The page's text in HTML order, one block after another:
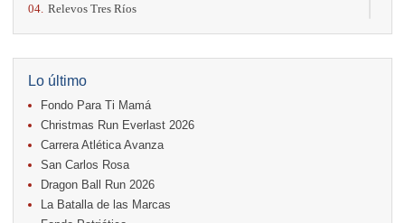
04. Relevos Tres Ríos
17. Caribe Paradise Run
18.
Casa Turire Trail Run
18. Warriors Run Circuit
18. Samsung Jacó Beach Half Marathon 2026
25. KRun by Under Armour
25. Run Alajuela
Noviembre
08. Lindora Run
15. Entre Pan y Rosas
Lo último
Fondo Para Ti Mamá
Christmas Run Everlast 2026
Carrera Atlética Avanza
San Carlos Rosa
Dragon Ball Run 2026
La Batalla de las Marcas